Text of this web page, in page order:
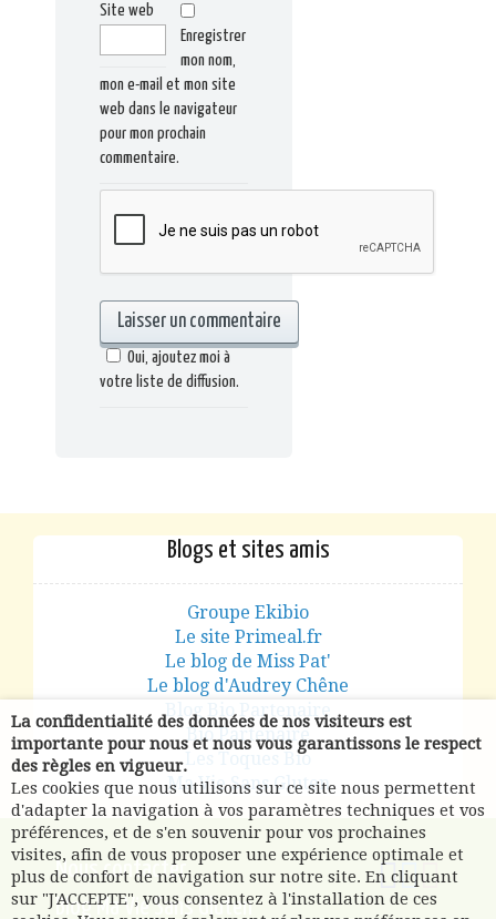
Site web
Enregistrer
mon nom,
mon e-mail et mon site
web dans le navigateur
pour mon prochain
commentaire.
Oui, ajoutez moi à
votre liste de diffusion.
Blogs et sites amis
Groupe Ekibio
Le site Primeal.fr
Le blog de Miss Pat'
Le blog d'Audrey Chêne
Blog Bio Partenaire
Bio Partenaire
Les Toques Bio
Ma Vie Sans Gluten
Nous contacter
Blog Ma Vie Sans Gluten
La confidentialité des données de nos visiteurs est
importante pour nous et nous vous garantissons le respect
des règles en vigueur.
Les cookies que nous utilisons sur ce site nous permettent
d'adapter la navigation à vos paramètres techniques et vos
préférences, et de s'en souvenir pour vos prochaines
visites, afin de vous proposer une expérience optimale et
plus de confort de navigation sur notre site. En cliquant
sur "J'ACCEPTE", vous consentez à l'installation de ces